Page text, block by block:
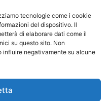
tecnologie come i cookie
del dispositivo. Il
di elaborare dati come il
su questo sito. Non
influire negativamente su alcune